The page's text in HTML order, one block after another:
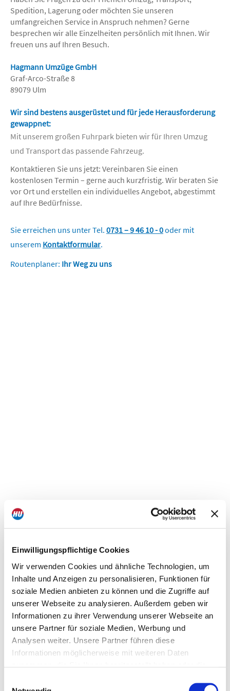
Einwilligungspflichtige Cookies
Wir verwenden Cookies und ähnliche Technologien, um
Inhalte und Anzeigen zu personalisieren, Funktionen für
soziale Medien anbieten zu können und die Zugriffe auf
unserer Webseite zu analysieren. Außerdem geben wir
Informationen zu ihrer Verwendung unserer Webseite an
unsere Partner für soziale Medien, Werbung und
Analysen weiter. Unsere Partner führen diese
Informationen möglicherweise mit weiteren Daten
Spedition, Lagerung oder möchten Sie unseren
umfangreichen Service in Anspruch nehmen? Gerne
besprechen wir alle Einzelheiten persönlich mit Ihnen. Wir
freuen uns auf Ihren Besuch.
Hagmann Umzüge GmbH
Graf-Arco-Straße 8
89079 Ulm
Wir sind bestens ausgerüstet und für jede Herausforderung
gewappnet:
Mit unserem großen Fuhrpark bieten wir für Ihren Umzug
und Transport das passende Fahrzeug.
Kontaktieren Sie uns jetzt: Vereinbaren Sie einen
kostenlosen Termin – gerne auch kurzfristig. Wir beraten Sie
vor Ort und erstellen ein individuelles Angebot, abgestimmt
auf Ihre Bedürfnisse.
Sie erreichen uns unter Tel. 0731 – 9 46 10 - 0oder mit
unserem Kontaktformular.
Routenplaner: Ihr Weg zu uns